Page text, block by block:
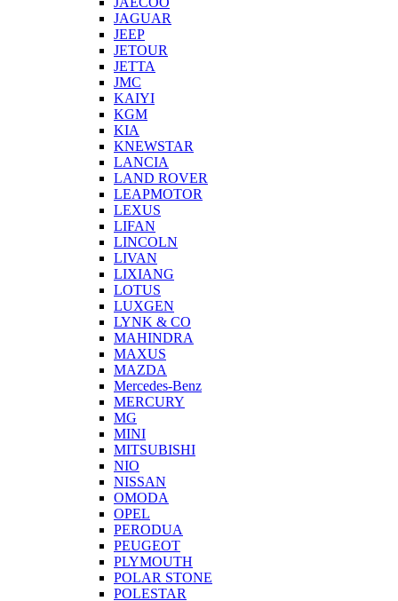
JAGUAR
JEEP
JETOUR
JETTA
JMC
KAIYI
KGM
KIA
KNEWSTAR
LANCIA
LAND ROVER
LEAPMOTOR
LEXUS
LIFAN
LINCOLN
LIVAN
LIXIANG
LOTUS
LUXGEN
LYNK & CO
MAHINDRA
MAXUS
MAZDA
Mercedes-Benz
MERCURY
MG
MINI
MITSUBISHI
NIO
NISSAN
OMODA
OPEL
PERODUA
PEUGEOT
PLYMOUTH
POLAR STONE
POLESTAR